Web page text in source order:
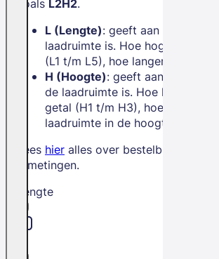
zoals L2H2.
L (Lengte): geeft aan hoe lang de
laadruimte is. Hoe hoger het getal
(L1 t/m L5), hoe langer de bus.
H (Hoogte): geeft aan hoe hoog
de laadruimte is. Hoe hoger het
getal (H1 t/m H3), hoe meer
laadruimte in de hoogte.
Lees hier alles over bestelbus
afmetingen.
Lengte